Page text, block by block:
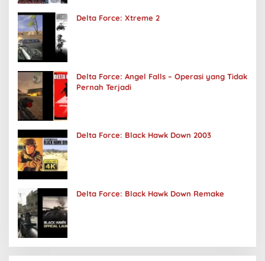
Delta Force: Xtreme 2
Delta Force: Angel Falls – Operasi yang Tidak
Pernah Terjadi
Delta Force: Black Hawk Down 2003
Delta Force: Black Hawk Down Remake